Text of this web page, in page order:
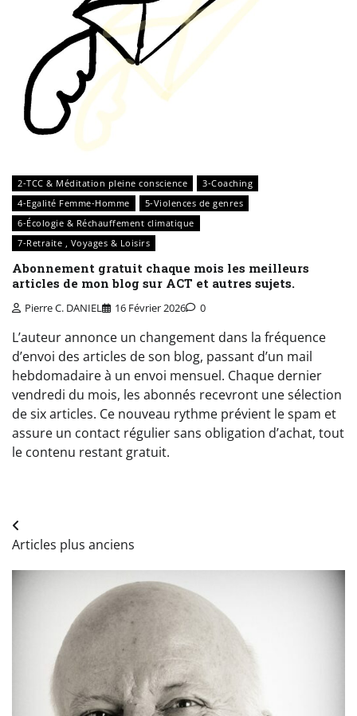
2-TCC & Méditation pleine conscience
3-Coaching
4-Egalité Femme-Homme
5-Violences de genres
6-Écologie & Réchauffement climatique
7-Retraite , Voyages & Loisirs
Abonnement gratuit chaque mois les meilleurs
articles de mon blog sur ACT et autres sujets.
Pierre C. DANIEL 16 Février 2026 0
L’auteur annonce un changement dans la fréquence
d’envoi des articles de son blog, passant d’un mail
hebdomadaire à un envoi mensuel. Chaque dernier
vendredi du mois, les abonnés recevront une sélection
de six articles. Ce nouveau rythme prévient le spam et
assure un contact régulier sans obligation d’achat, tout
le contenu restant gratuit.
Navigation
articles
Articles plus anciens